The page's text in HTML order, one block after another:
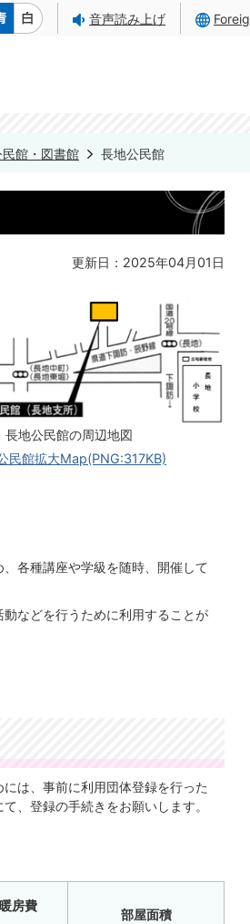
音声読み上げ
民館・図書館 長地公民館
更新日：2025年04月01日
長地公民館の周辺地図
民館拡大Map(PNG:317KB)
各種講座や学級を随時、開催して
などを行うために利用することが
は、事前に利用団体登録を行った
、登録の手続きをお願いします。
房費
部屋面積